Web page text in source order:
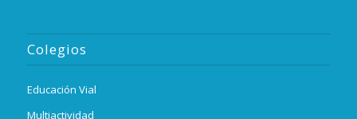
Colegios
Educación Vial
Multiactividad